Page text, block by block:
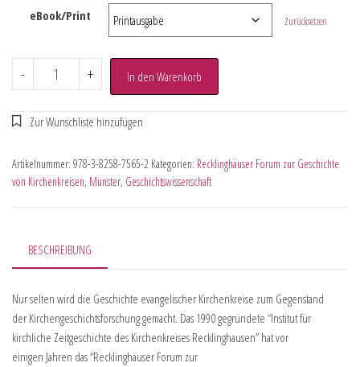
eBook/Print Zurücksetzen
- + In den Warenkorb
Artikelnummer: 978-3-8258-7565-2 Kategorien: Recklinghäuser Forum zur Geschichte
von Kirchenkreisen, Münster, Geschichtswissenschaft
BESCHREIBUNG
Nur selten wird die Geschichte evangelischer Kirchenkreise zum Gegenstand
der Kirchengeschichtsforschung gemacht. Das 1990 gegründete “Institut für
kirchliche Zeitgeschichte des Kirchenkreises Recklinghausen” hat vor
einigen Jahren das “Recklinghäuser Forum zur